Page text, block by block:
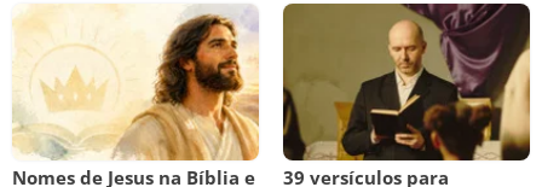
Nomes de Jesus na Bíblia e
39 versículos para